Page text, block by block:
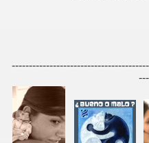
y saber escuchar